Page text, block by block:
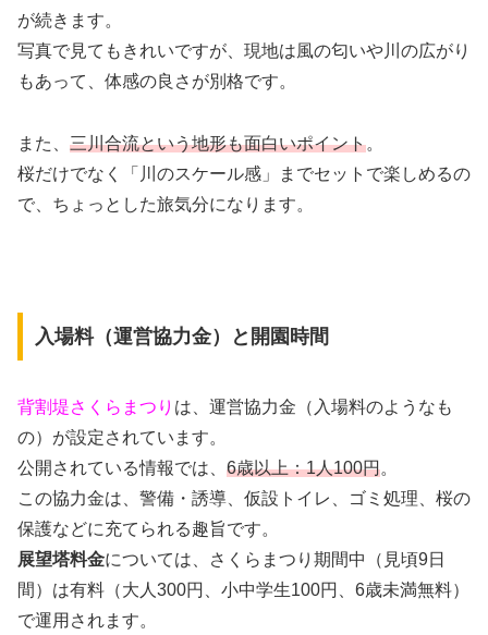
が続きます。
写真で見てもきれいですが、現地は風の匂いや川の広がり
もあって、体感の良さが別格です。
また、 三川合流という地形も面白いポイント。
桜だけでなく「川のスケール感」までセットで楽しめるの
で、ちょっとした旅気分になります。
入場料（運営協力金）と開園時間
背割堤さくらまつり は、運営協力金（入場料のようなも
の）が設定されています。
公開されている情報では、 6歳以上：1人100円。
この協力金は、警備・誘導、仮設トイレ、ゴミ処理、桜の
保護などに充てられる趣旨です。
展望塔料金については、さくらまつり期間中（見頃9日
間）は有料（大人300円、小中学生100円、6歳未満無料）
で運用されます。